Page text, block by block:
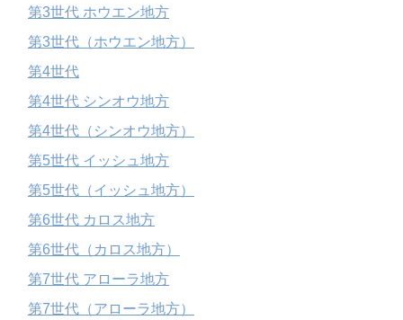
第3世代 ホウエン地方
第3世代（ホウエン地方）
第4世代
第4世代 シンオウ地方
第4世代（シンオウ地方）
第5世代 イッシュ地方
第5世代（イッシュ地方）
第6世代 カロス地方
第6世代（カロス地方）
第7世代 アローラ地方
第7世代（アローラ地方）